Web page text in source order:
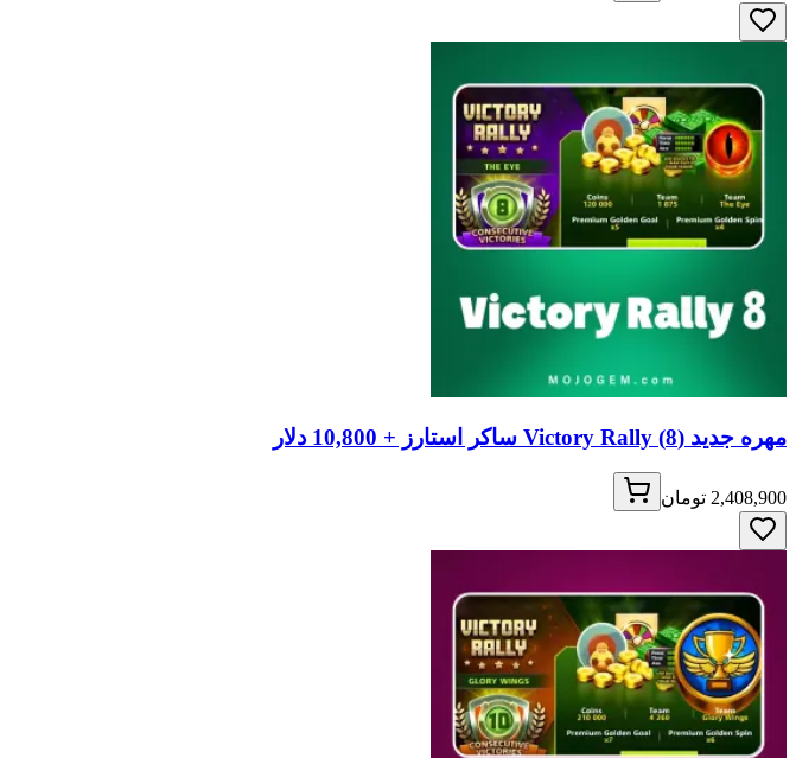
مهره جدید (8) Victory Rally ساکر استارز + 10,800 دلار
2,408,900 تومان